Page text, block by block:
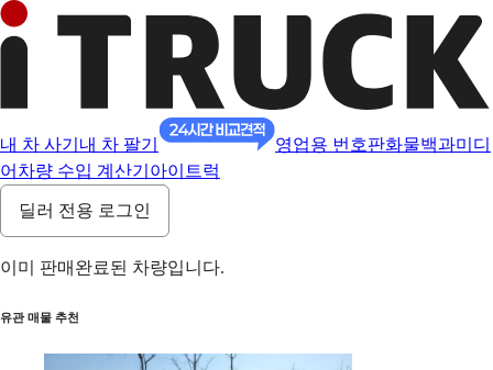
내 차 사기 내 차 팔기 영업용 번호판화물백과미디
어 차량 수입 계산기 아이트럭
딜러 전용 로그인
이미 판매완료된 차량입니다.
유관 매물 추천